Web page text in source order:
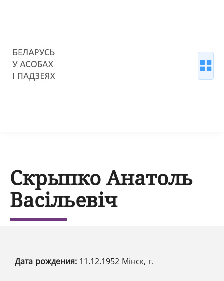
Скрыпко Анатоль
Васільевіч
Дата рождения: 11.12.1952 Мінск, г.